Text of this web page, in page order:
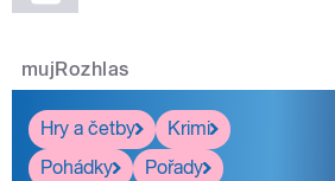
mujRozhlas
Hry a četby
Krimi
Pohádky
Pořady